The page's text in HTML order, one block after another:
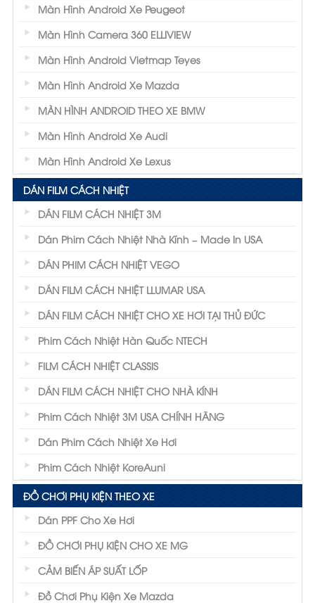
Màn Hình Android Xe Peugeot
Màn Hình Camera 360 ELLIVIEW
Màn Hình Android Vietmap Teyes
Màn Hình Android Xe Mazda
MÀN HÌNH ANDROID THEO XE BMW
Màn Hình Android Xe Audi
Màn Hình Android Xe Lexus
DÁN FILM CÁCH NHIỆT
DÁN FILM CÁCH NHIỆT 3M
Dán Phim Cách Nhiệt Nhà Kính – Made In USA
DÁN PHIM CÁCH NHIỆT VEGO
DÁN FILM CÁCH NHIỆT LLUMAR USA
DÁN FILM CÁCH NHIỆT CHO XE HƠI TẠI THỦ ĐỨC
Phim Cách Nhiệt Hàn Quốc NTECH
FILM CÁCH NHIỆT CLASSIS
DÁN FILM CÁCH NHIỆT CHO NHÀ KÍNH
Phim Cách Nhiệt 3M USA CHÍNH HÃNG
Dán Phim Cách Nhiệt Xe Hơi
Phim Cách Nhiệt KoreAuni
ĐỒ CHƠI PHỤ KIỆN THEO XE
Dán PPF Cho Xe Hơi
ĐỒ CHƠI PHỤ KIỆN CHO XE MG
CẢM BIẾN ÁP SUẤT LỐP
Đồ Chơi Phụ Kiện Xe Mazda